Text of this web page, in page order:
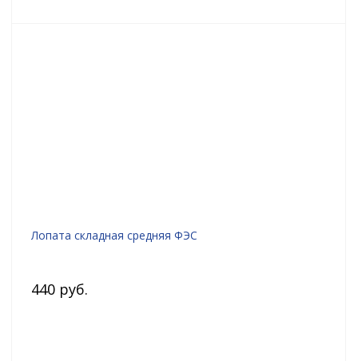
Лопата складная средняя ФЭС
440 руб.